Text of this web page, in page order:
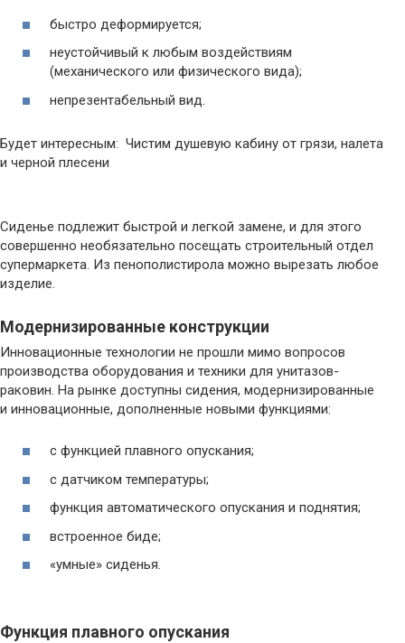
быстро деформируется;
неустойчивый к любым воздействиям
(механического или физического вида);
непрезентабельный вид.
Будет интересным: Чистим душевую кабину от грязи, налета
и черной плесени
Сиденье подлежит быстрой и легкой замене, и для этого
совершенно необязательно посещать строительный отдел
супермаркета. Из пенополистирола можно вырезать любое
изделие.
Модернизированные конструкции
Инновационные технологии не прошли мимо вопросов
производства оборудования и техники для унитазов-
раковин. На рынке доступны сидения, модернизированные
и инновационные, дополненные новыми функциями:
с функцией плавного опускания;
с датчиком температуры;
функция автоматического опускания и поднятия;
встроенное биде;
«умные» сиденья.
Функция плавного опускания